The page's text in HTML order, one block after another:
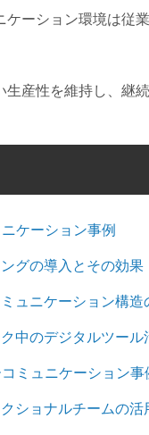
ケーション環境は従
生産性を維持し、継
ケーション事例
グの導入とその効果
ュニケーション構造
中のデジタルツール
ミュニケーション事
ショナルチームの活